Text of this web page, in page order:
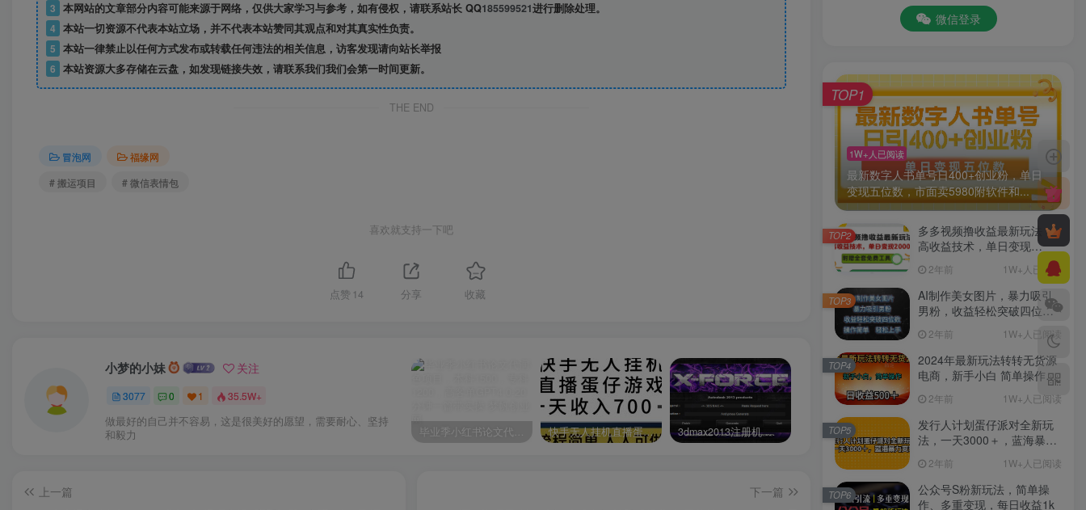
3 本网站的文章部分内容可能来源于网络，仅供大家学习与参考，如有侵权，请联系站长 QQ185599521进行删除处理。
4 本站一切资源不代表本站立场，并不代表本站赞同其观点和对其真实性负责。
5 本站一律禁止以任何方式发布或转载任何违法的相关信息，访客发现请向站长举报
6 本站资源大多存储在云盘，如发现链接失效，请联系我们我们会第一时间更新。
THE END
冒泡网
福缘网
# 搬运项目
# 微信表情包
喜欢就支持一下吧
点赞 14 分享 收藏
小梦的小妹 关注
3077 0 1 35.5W+
做最好的自己并不容易，这是很美好的愿望，需要耐心、坚持
和毅力
毕业季小红书论文代润色项目，本科1500，专科1200，高客单GPT4.0-20分钟一篇带实操 快手无人挂机直播蛋仔游戏，一天收入700+流程简单人人可做（送10G素材） 3dmax2013注册机 附序列号和密钥含序列号和密钥，配合注册机，可以生成激活码，完美激活软件。 成人用品，蓝海赛道，重点渠道引流教程，行业深度分析，无需囤货，轻松月入5W+ 游戏搬砖赚钱副业项目，日入1000+ 可矩阵操作
上一篇
下一篇
微信登录
1W+人已阅读
最新数字人书单号日400+创业粉，单日
变现五位数，市面卖5980附软件和...
TOP1
多多视频撸收益最新玩法，
高收益技术，单日变现
2000+，附赠全套技术资料
2年前 1W+人已阅读
TOP2
AI制作美女图片，暴力吸引
男粉，收益轻松突破四位
2年前 1W+人已阅读
TOP3
2024年最新玩法转转无货源
电商，新手小白 简单操作，
2年前 1W+人已阅读
TOP4
发行人计划蛋仔派对全新玩
法，一天3000＋，蓝海暴力
2年前 1W+人已阅读
TOP5
公众号S粉新玩法，简单操
作、多重变现，每日收益1k
TOP6